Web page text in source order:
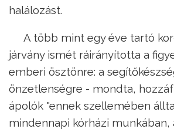
halálozást.
A több mint egy éve tartó
járvány ismét ráirányította a
emberi ösztönre: a
önzetlenségre - mondta,
ápolók "ennek szellemében
mindennapi kórházi munkában,